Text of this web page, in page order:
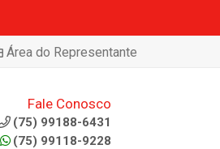
Área do Representante
Fale Conosco
(75) 99188-6431
(75) 99118-9228